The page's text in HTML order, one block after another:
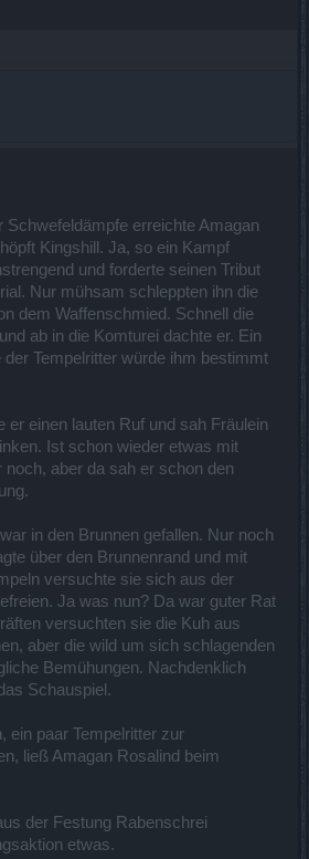
Schwefeldämpfe erreichte Amagan
Kingshill. Ja, so ein Kampf
und forderte seinen Tribut
Nur mühsam schleppten ihn die
dem Waffenschmied. Schnell die
ab in die Komturei dachte er. Ein
Tempelritter würde ihm bestimmt
er einen lauten Ruf und sah Fräulein
Ist schon wieder etwas mit
noch, aber da sah er schon den
in den Brunnen gefallen. Nur noch
über den Brunnenrand und mit
versuchte sie sich aus der
Ja was nun? Da war guter Rat
versuchten sie die Kuh aus
aber die wild um sich schlagenden
Bemühungen. Nachdenklich
Schauspiel.
ein paar Tempelritter zur
ließ Amagan Rosalind beim
der Festung Rabenschrei
etwas.